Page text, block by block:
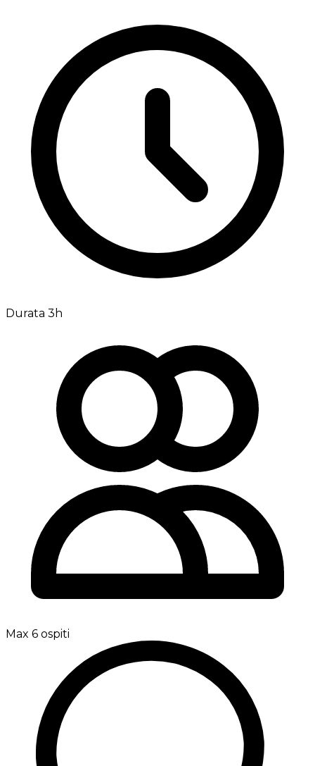
Durata 3h
Max 6 ospiti